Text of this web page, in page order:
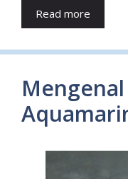
Read more